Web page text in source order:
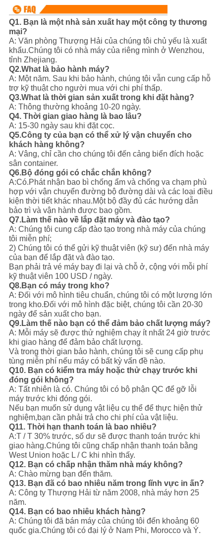
Q1. Bạn là một nhà sản xuất hay một công ty thương
mại?
A: Văn phòng Thượng Hải của chúng tôi chủ yếu là xuất
khẩu.Chúng tôi có nhà máy của riêng mình ở Wenzhou,
tỉnh Zhejiang.
Q2.What là bảo hành máy?
A: Một năm. Sau khi bảo hành, chúng tôi vẫn cung cấp hỗ
trợ kỹ thuật cho người mua với chi phí thấp.
Q3.What là thời gian sản xuất trong khi đặt hàng?
A: Thông thường khoảng 10-20 ngày.
Q4. Thời gian giao hàng là bao lâu?
A: 15-30 ngày sau khi đặt cọc.
Q5.Công ty của bạn có thể xử lý vận chuyển cho
khách hàng không?
A: Vâng, chỉ cần cho chúng tôi đến cảng biển đích hoặc
sân container.
Q6.Bộ đóng gói có chắc chắn không?
A:Có.Phát nhận bao bì chống ẩm và chống va chạm phù
hợp với vận chuyển đường bộ đường dài và các loại điều
kiện thời tiết khác nhau.Một bộ đầy đủ các hướng dẫn
bảo trì và vận hành được bao gồm.
Q7.Làm thế nào về lắp đặt máy và đào tạo?
A: Chúng tôi cung cấp đào tạo trong nhà máy của chúng
tôi miễn phí;
2) Chúng tôi có thể gửi kỹ thuật viên (kỹ sư) đến nhà máy
của bạn để lắp đặt và đào tạo.
Bạn phải trả vé máy bay đi lại và chỗ ở, cộng với mỗi phí
kỹ thuật viên 100 USD / ngày.
Q8.Bạn có máy trong kho?
A: Đối với mô hình tiêu chuẩn, chúng tôi có một lượng lớn
trong kho.Đối với mô hình đặc biệt, chúng tôi cần 20-30
ngày để sản xuất cho bạn.
Q9.Làm thế nào bạn có thể đảm bảo chất lượng máy?
A: Mỗi máy sẽ được thử nghiệm chạy ít nhất 24 giờ trước
khi giao hàng để đảm bảo chất lượng.
Và trong thời gian bảo hành, chúng tôi sẽ cung cấp phụ
tùng miễn phí nếu máy có bất kỳ vấn đề nào.
Q10. Bạn có kiểm tra máy hoặc thử chạy trước khi
đóng gói không?
A: Tất nhiên là có. Chúng tôi có bộ phận QC để gỡ lỗi
máy trước khi đóng gói.
Nếu bạn muốn sử dụng vật liệu cụ thể để thực hiện thử
nghiệm,bạn cần phải trả cho chi phí của vật liệu.
Q11. Thời hạn thanh toán là bao nhiêu?
A:T / T 30% trước, số dư sẽ được thanh toán trước khi
giao hàng.Chúng tôi cũng chấp nhận thanh toán bằng
West Union hoặc L / C khi nhìn thấy.
Q12. Bạn có chấp nhận thăm nhà máy không?
A: Chào mừng bạn đến thăm.
Q13. Bạn đã có bao nhiêu năm trong lĩnh vực in ấn?
A: Công ty Thượng Hải từ năm 2008, nhà máy hơn 25
năm.
Q14. Bạn có bao nhiêu khách hàng?
A: Chúng tôi đã bán máy của chúng tôi đến khoảng 60
quốc gia.Chúng tôi có đại lý ở Nam Phi, Morocco và Ý.